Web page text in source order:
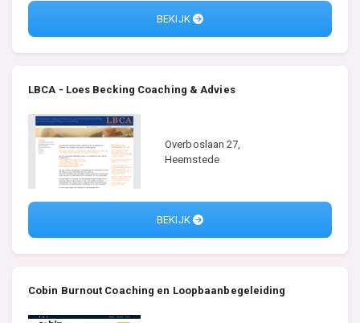
BEKIJK
LBCA - Loes Becking Coaching & Advies
Overboslaan 27,
Heemstede
BEKIJK
Cobin Burnout Coaching en Loopbaanbegeleiding